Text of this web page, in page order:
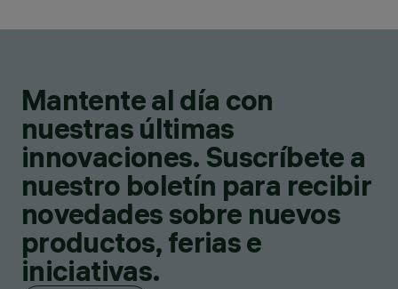
Mantente al día con
nuestras últimas
innovaciones. Suscríbete a
nuestro boletín para recibir
novedades sobre nuevos
productos, ferias e
iniciativas.